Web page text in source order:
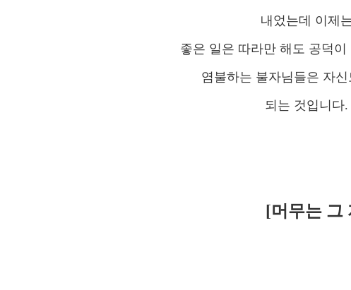
내었는데 이제
좋은 일은 따라만 해도 공덕
염불하는 불자님들은 자
되는 것입니다
[머무는 그